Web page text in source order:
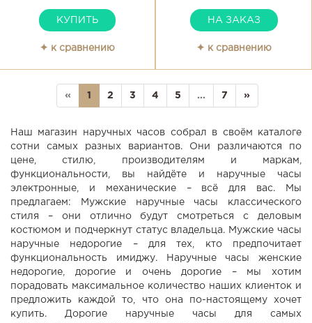
КУПИТЬ
✦ к сравнению
НА ЗАКАЗ
✦ к сравнению
« 1 2 3 4 5 ... 7 »
Наш магазин наручных часов собрал в своём каталоге
сотни самых разных вариантов. Они различаются по
цене, стилю, производителям и маркам,
функциональности, вы найдёте и наручные часы
электронные, и механические – всё для вас. Мы
предлагаем: Мужские наручные часы классического
стиля – они отлично будут смотреться с деловым
костюмом и подчеркнут статус владельца. Мужские часы
наручные недорогие – для тех, кто предпочитает
функциональность имиджу. Наручные часы женские
недорогие, дорогие и очень дорогие – мы хотим
порадовать максимальное количество наших клиенток и
предложить каждой то, что она по-настоящему хочет
купить. Дорогие наручные часы для самых